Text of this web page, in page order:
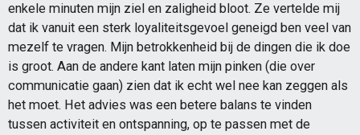
enkele minuten mijn ziel en zaligheid bloot. Ze vertelde mij
dat ik vanuit een sterk loyaliteitsgevoel geneigd ben veel van
mezelf te vragen. Mijn betrokkenheid bij de dingen die ik doe
is groot. Aan de andere kant laten mijn pinken (die over
communicatie gaan) zien dat ik echt wel nee kan zeggen als
het moet. Het advies was een betere balans te vinden
tussen activiteit en ontspanning, op te passen met de